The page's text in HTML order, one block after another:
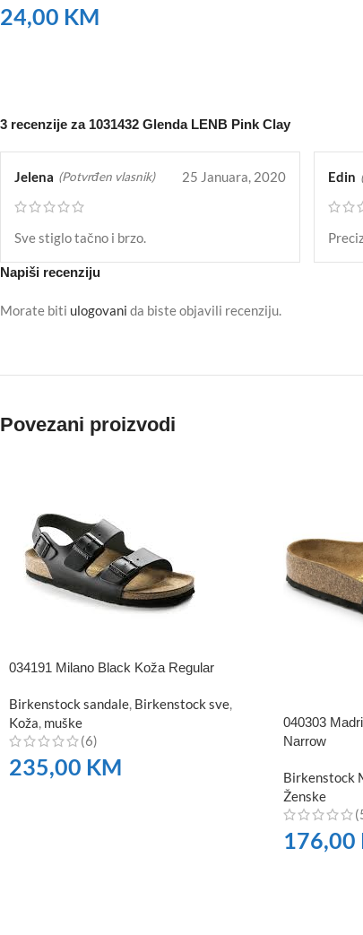
24,00 KM
3 recenzije za 1031432 Glenda LENB Pink Clay
Jelena (Potvrđen vlasnik) 25 Januara, 2020
Sve stiglo tačno i brzo.
Edin
Napiši recenziju
Morate biti ulogovani da biste objavili recenziju.
Povezani proizvodi
034191 Milano Black Koža Regular
Birkenstock sandale, Birkenstock sve,
Koža, muške
(6)
235,00 KM
040303
Narrow
Birkenstock
Ženske
176,00